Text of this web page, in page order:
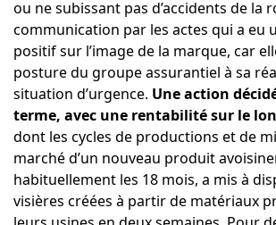
ou ne subissant pas d’accidents de la
communication par les actes qui a eu
positif sur l’image de la marque, car
posture du groupe assurantiel à sa
situation d’urgence. Une action
terme, avec une rentabilité sur le
dont les cycles de productions et de
marché d’un nouveau produit
habituellement les 18 mois, a mis à
visières créées à partir de matériaux